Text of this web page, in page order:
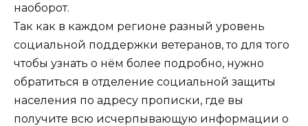
наоборот.
Так как в каждом регионе разный уровень
социальной поддержки ветеранов, то для того
чтобы узнать о нём более подробно, нужно
обратиться в отделение социальной защиты
населения по адресу прописки, где вы
получите всю исчерпывающую информации о